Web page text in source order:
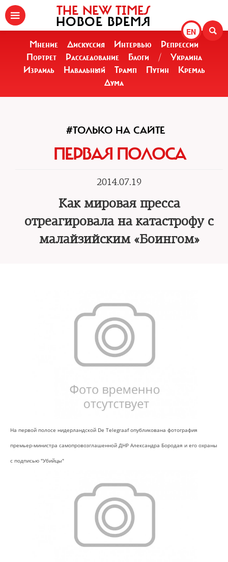
EN
THE NEW TIMES
НОВОЕ ВРЕМЯ
Мнение Дискуссия Интервью
Репрессии
Портрет
Расследование Блоги /
Украина
Израиль
Навальный Трамп Путин
Кремль
Дума
#ТОЛЬКО НА САЙТЕ
ПЕРВАЯ ПОЛОСА
2014.07.19
Как мировая пресса
отреагировала на катастрофу с
малайзийским «Боингом»
На первой полосе нидерландской De Telegraaf опубликована фотография
премьер-министра самопровозглашенной ДНР Александра Бородая и его охраны
с подписью "Убийцы"